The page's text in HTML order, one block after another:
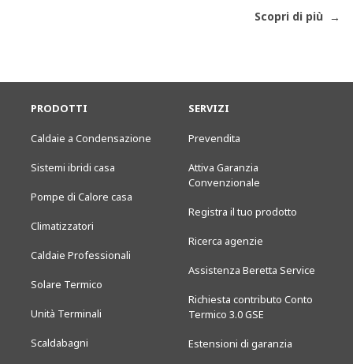
Scopri di più
PRODOTTI
Caldaie a Condensazione
Sistemi ibridi casa
Pompe di Calore casa
Climatizzatori
Caldaie Professionali
Solare Termico
Unità Terminali
Scaldabagni
SERVIZI
Prevendita
Attiva Garanzia
Convenzionale
Registra il tuo prodotto
Ricerca agenzie
Assistenza Beretta Service
Richiesta contributo Conto
Termico 3.0 GSE
Estensioni di garanzia